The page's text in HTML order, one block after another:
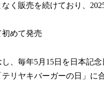
く販売を続けており、
めて発売
、毎年5月15日を日本記
リヤキバーガーの日」に